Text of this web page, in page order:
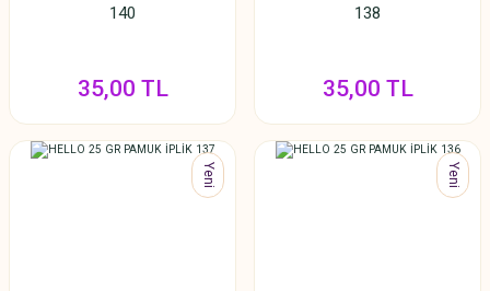
140
35,00 TL
138
35,00 TL
Yeni Yeni